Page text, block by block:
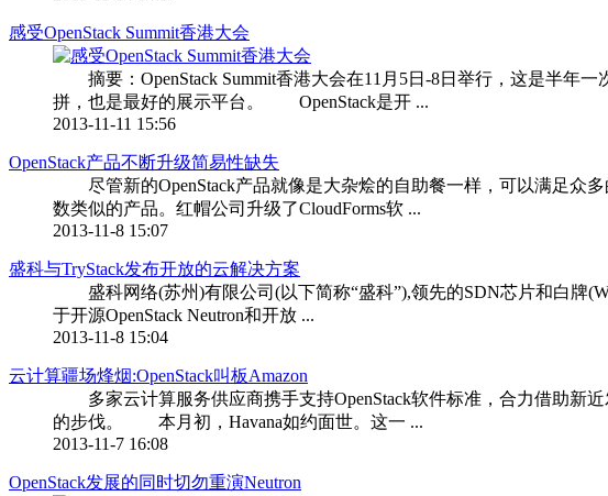
感受OpenStack Summit香港大会
摘要：OpenStack Summit香港大会在11月5日-8日举行，这是半年一
拼，也是最好的展示平台。 OpenStack是开 ...
2013-11-11 15:56
OpenStack产品不断升级简易性缺失
尽管新的OpenStack产品就像是大杂烩的自助餐一样，可以满足众
数类似的产品。红帽公司升级了CloudForms软 ...
2013-11-8 15:07
盛科与TryStack发布开放的云解决方案
盛科网络(苏州)有限公司(以下简称“盛科”),领先的SDN芯片和白牌
于开源OpenStack Neutron和开放 ...
2013-11-8 15:04
云计算疆场烽烟:OpenStack叫板Amazon
多家云计算服务供应商携手支持OpenStack软件标准，合力借助新近
的步伐。 本月初，Havana如约面世。这一 ...
2013-11-7 16:08
OpenStack发展的同时切勿重演Neutron